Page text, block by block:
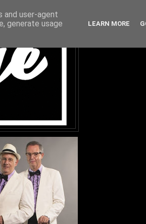
and user-agent
generate usage
LEARN MORE